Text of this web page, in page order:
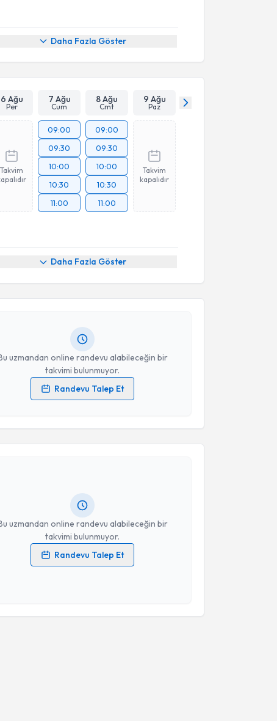
Daha Fazla Göster
6 Ağu
Per
7 Ağu
Cum
8 Ağu
Cmt
9 Ağu
Paz
Takvim
09:00
09:30
10:00
10:30
11:00
09:00
09:30
10:00
10:30
11:00
Takvim
kapalıdır
Daha Fazla Göster
uzmandan online randevu alabileceğin bir
takvimi bulunmuyor.
Randevu Talep Et
Takvimi Talebi
verilerimin işlenmesine ilişkinAydınlatma Metni
uzmandan online randevu alabileceğin bir
takvimi bulunmuyor.
Randevu Talep Et
Talebi
Alper
verilerimin işlenmesine ilişkinAydınlatma Metni